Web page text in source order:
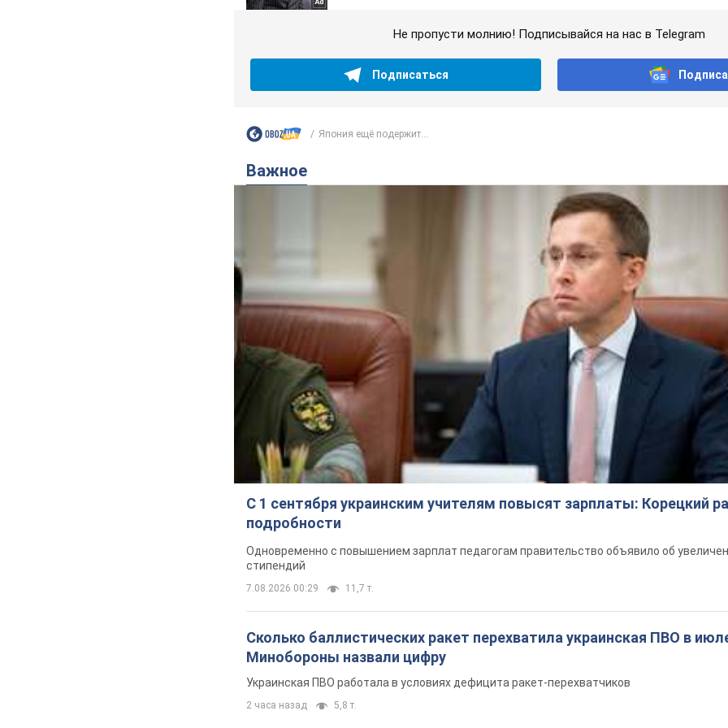
Не пропусти молнию! Подписывайся на нас в Telegram
Подписаться
Япония ещё подержит...
Важное
С 1 сентября украинским учителям повысят зарплаты: Корецкий
подробности
Одновременно с повышением зарплат педагогам правительство объявило об
стипендий
7.08.2026 00:29 11,7 т.
Сколько баллистических ракет перехватила украинская ПВО в
Минобороны назвали цифру
Украинская ПВО работала в условиях дефицита ракет-перехватчиков
2 часа назад 5,8 т.